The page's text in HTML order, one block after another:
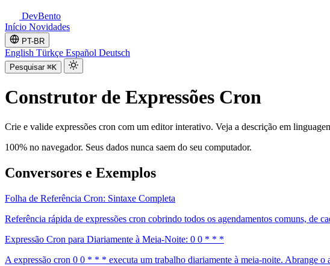
DevBento
Início Novidades
PT-BR
English Türkçe Español Deutsch
Pesquisar ⌘K
Construtor de Expressões Cron
Crie e valide expressões cron com um editor interativo. Veja a descrição em
100% no navegador. Seus dados nunca saem do seu computador.
Conversores e Exemplos
Folha de Referência Cron: Sintaxe Completa
Referência rápida de expressões cron cobrindo todos os agendamentos comuns, de
Expressão Cron para Diariamente à Meia-Noite: 0 0 * * *
A expressão cron 0 0 * * * executa um trabalho diariamente à meia-noite. Abrange